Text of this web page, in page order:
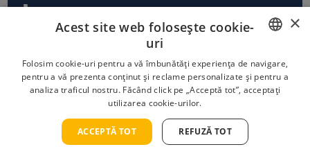
0733 678 115
office@ecoxtrem.ro
Str. Denta Nr 6, Sector 6,
Bucuresti
Politica de confidențialitate Termeni și condiții Politica cookies
ROMANIAN
ENGLISH
×
Acest site web folosește cookie-
uri
Folosim cookie-uri pentru a vă îmbunătăți experiența de navigare,
pentru a vă prezenta conținut și reclame personalizate și pentru a
analiza traficul nostru. Făcând click pe „Acceptă tot”, acceptați
utilizarea cookie-urilor.
ACCEPTĂ TOT REFUZĂ TOT